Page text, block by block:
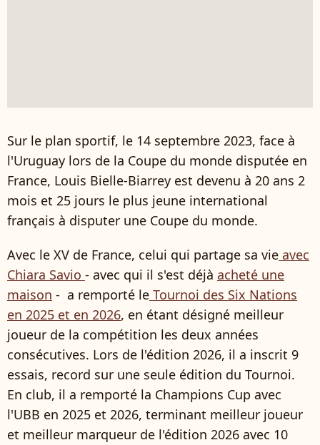
Sur le plan sportif, le 14 septembre 2023, face à
l'Uruguay lors de la Coupe du monde disputée en
France, Louis Bielle-Biarrey est devenu à 20 ans 2
mois et 25 jours le plus jeune international
français à disputer une Coupe du monde.
Avec le XV de France, celui qui partage sa vie avec
Chiara Savio - avec qui il s'est déjà acheté une
maison - a remporté le Tournoi des Six Nations
en 2025 et en 2026, en étant désigné meilleur
joueur de la compétition les deux années
consécutives. Lors de l'édition 2026, il a inscrit 9
essais, record sur une seule édition du Tournoi.
En club, il a remporté la Champions Cup avec
l'UBB en 2025 et 2026, terminant meilleur joueur
et meilleur marqueur de l'édition 2026 avec 10